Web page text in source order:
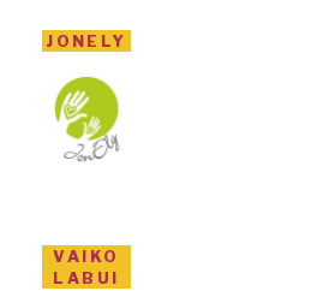
JONELY
VAIKO
LABUI